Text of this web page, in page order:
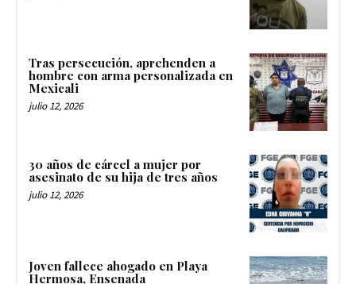
Tras persecución, aprehenden a
hombre con arma personalizada en
Mexicali
julio 12, 2026
30 años de cárcel a mujer por
asesinato de su hija de tres años
julio 12, 2026
Joven fallece ahogado en Playa
Hermosa, Ensenada